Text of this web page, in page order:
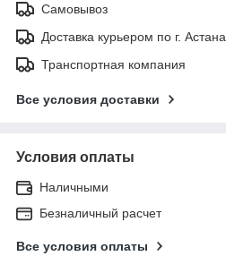
Самовывоз
Доставка курьером по г. Астана
Транспортная компания
Все условия доставки
Условия оплаты
Наличными
Безналичный расчет
Все условия оплаты